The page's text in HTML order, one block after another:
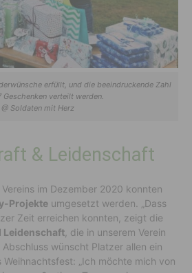
erfüllt, und die beeindruckende Zahl
Geschenken verteilt werden.
@ Soldaten mit Herz
& Leidenschaft
im Dezember 2020 konnten
Projekte umgesetzt werden. „Dass
Zeit erreichen konnten, zeigt die
Leidenschaft , die in unserem Verein
Abschluss wünscht Platzer allen ein
„Ich möchte mich von